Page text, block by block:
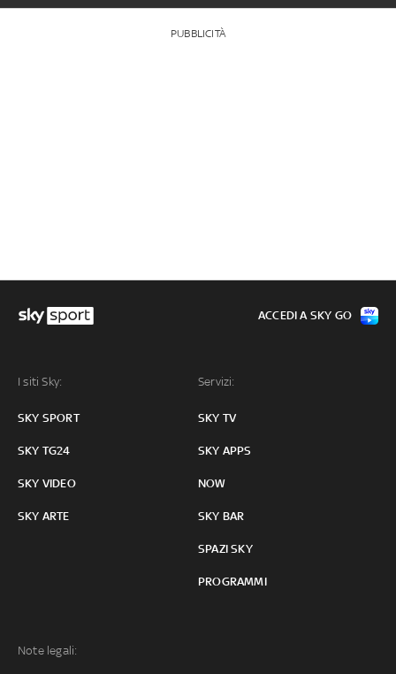
PUBBLICITÀ
I siti Sky:
SKY SPORT
SKY TG24
SKY VIDEO
SKY ARTE
Servizi:
SKY TV
SKY APPS
NOW
SKY BAR
SPAZI SKY
PROGRAMMI
Note legali:
ACCEDI A SKY GO